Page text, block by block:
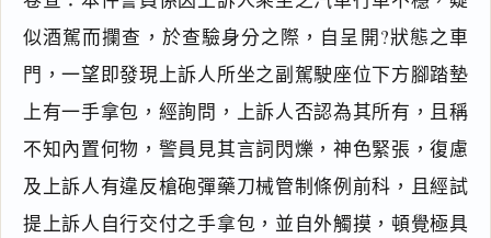
似酒駕而攔查，於查驗身分之際，自呈開?狀態之車
門，一望即發現上訴人所坐之副駕駛座位下方腳踏墊
上有一手拿包，經詢問，上訴人否認為其所有，且稱
不知內置何物，警員見其言詞閃爍，神色緊張，復慮
及上訴人有違反槍砲彈藥刀械管制條例前科，且經試
提上訴人自行交付之手拿包，並自外觸摸，頓覺極具